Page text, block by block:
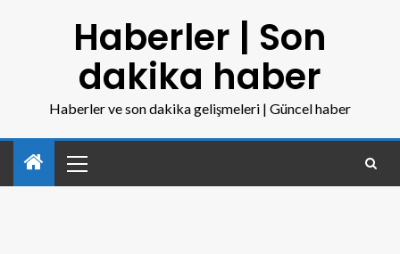
Haberler | Son
dakika haber
Haberler ve son dakika gelişmeleri | Güncel haber